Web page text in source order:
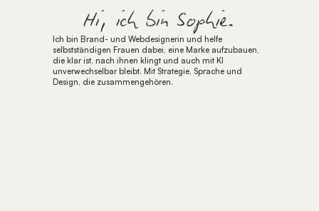
Hi, ich bin Sophie.
Ich bin Brand- und Webdesignerin und helfe
selbstständigen Frauen dabei, eine Marke aufzubauen,
die klar ist, nach ihnen klingt und auch mit KI
unverwechselbar bleibt. Mit Strategie, Sprache und
Design, die zusammengehören.